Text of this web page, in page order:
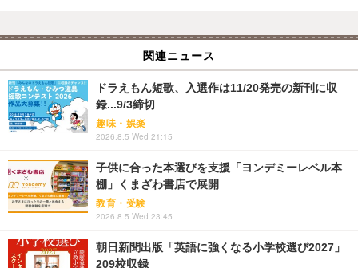
関連ニュース
ドラえもん短歌、入選作は11/20発売の新刊に収
録...9/3締切
趣味・娯楽
2026.8.5 Wed 21:15
子供に合った本選びを支援「ヨンデミーレベル本
棚」くまざわ書店で展開
教育・受験
2026.8.5 Wed 23:45
朝日新聞出版「英語に強くなる小学校選び2027」
209校収録